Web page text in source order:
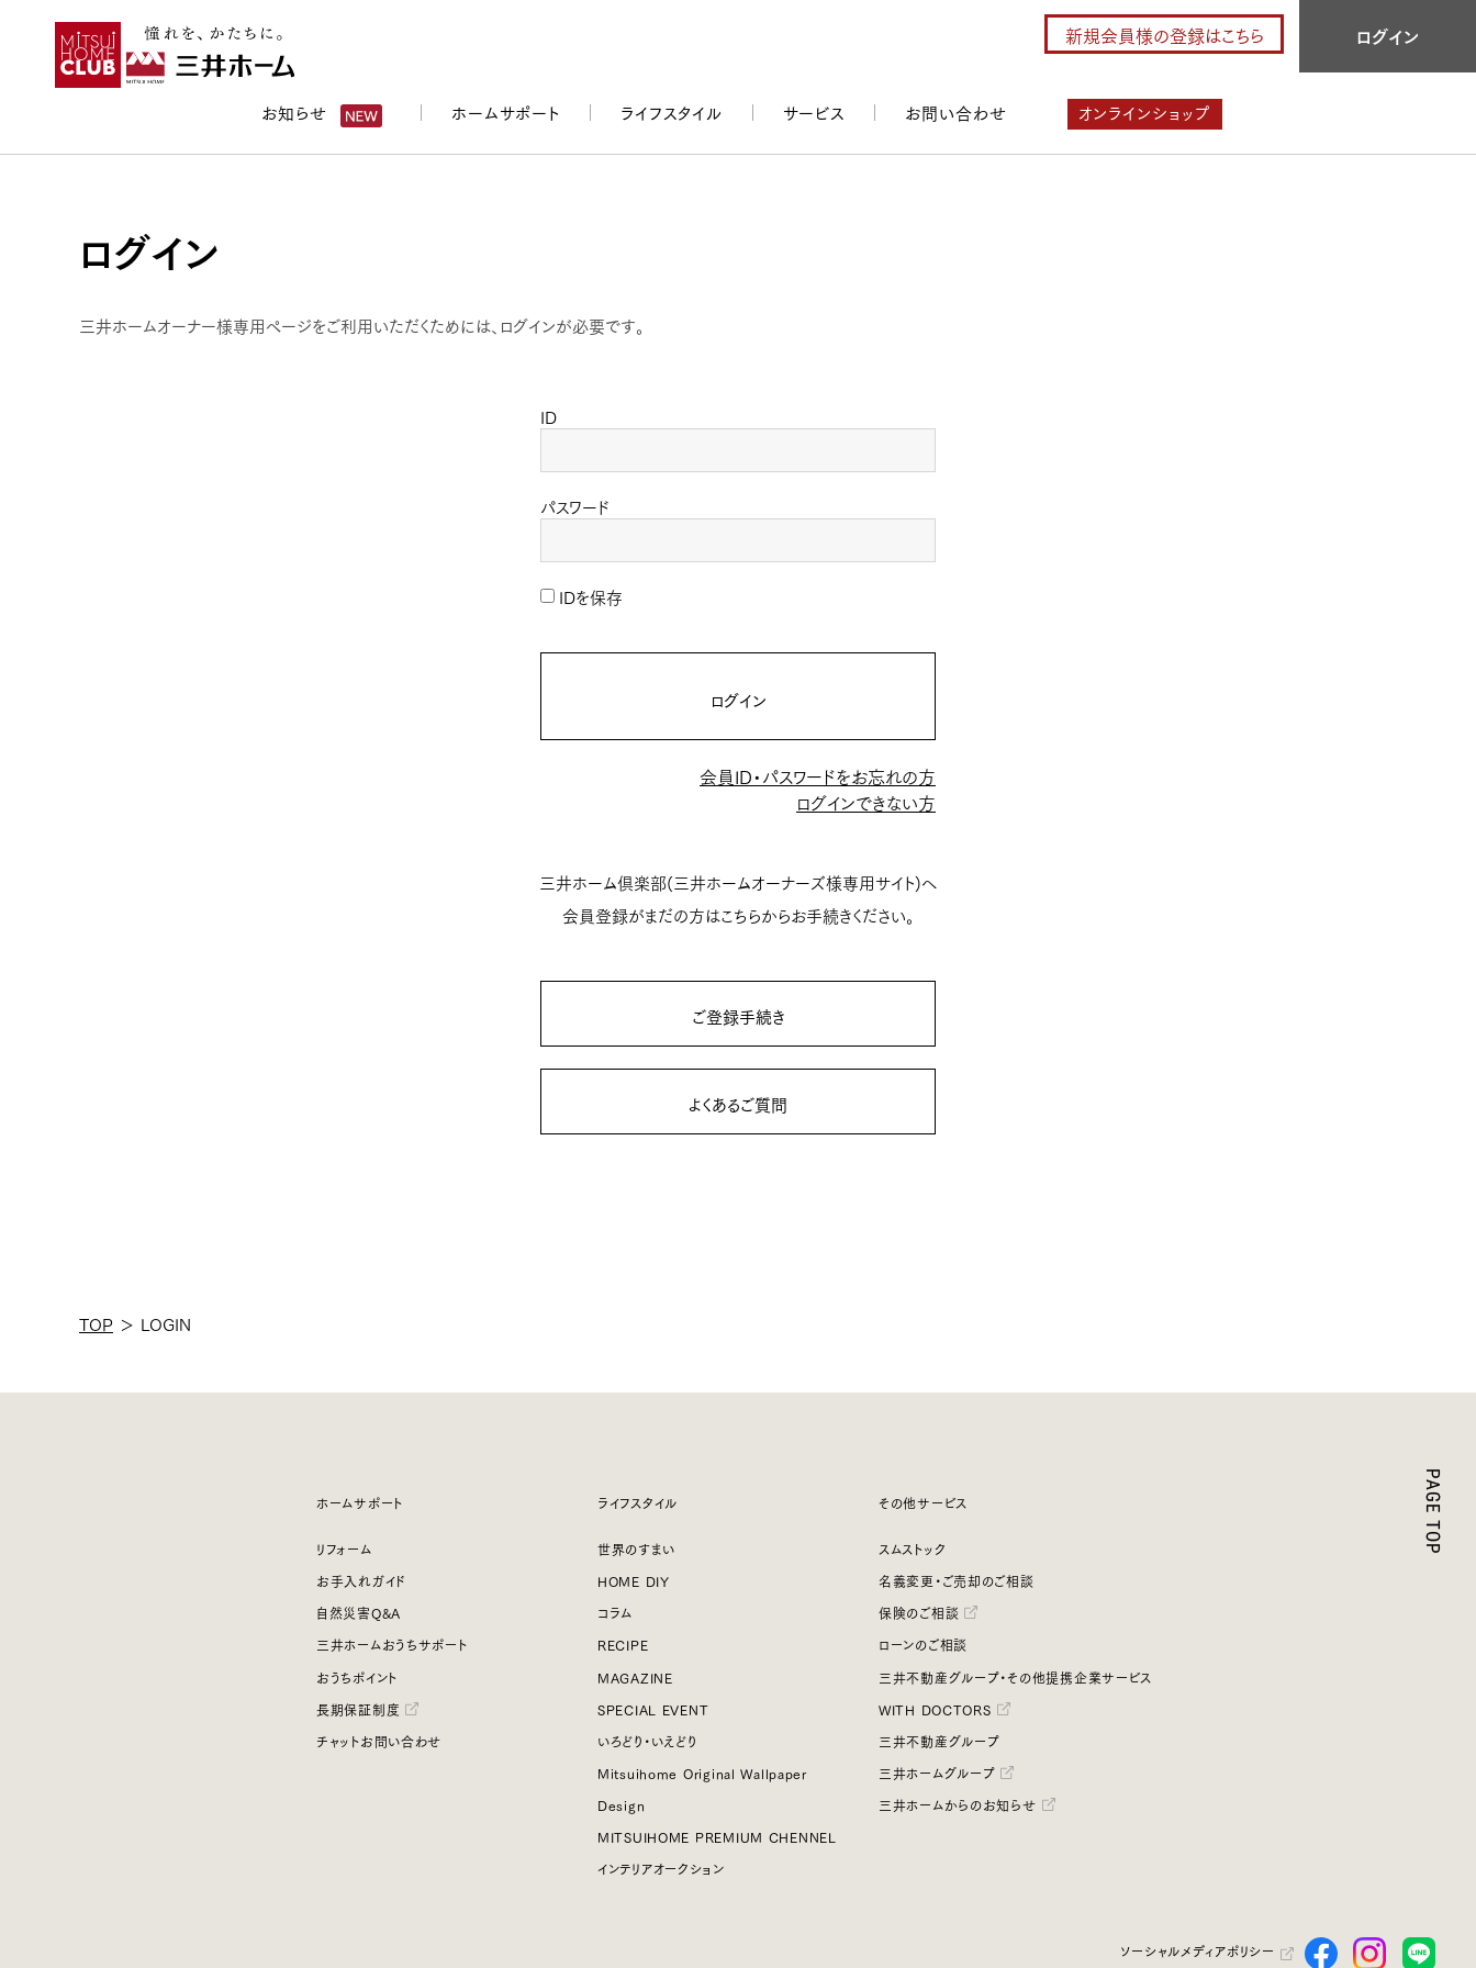
ログイン
新規会員様の登録はこちら
お知らせ ホームサポート ライフスタイル サービス お問い合わせ オンラインショップ
ログイン
三井ホームオーナー様専用ページをご利用いただくためには、ログインが必要です。
ID
パスワード
IDを保存
ログイン
会員ID・パスワードをお忘れの方
ログインできない方
三井ホーム倶楽部(三井ホームオーナーズ様専用サイト)へ
会員登録がまだの方はこちらからお手続きください。
ご登録手続き
よくあるご質問
TOP ＞ LOGIN
ホームサポート
リフォーム
お手入れガイド
自然災害Q&A
三井ホームおうちサポート
おうちポイント
長期保証制度
チャットお問い合わせ
ライフスタイル
世界のすまい
HOME DIY
コラム
RECIPE
MAGAZINE
SPECIAL EVENT
いろどり・いえどり
Mitsuihome Original Wallpaper
Design
MITSUIHOME PREMIUM CHENNEL
インテリアオークション
その他サービス
スムストック
名義変更・ご売却のご相談
保険のご相談
ローンのご相談
三井不動産グループ・その他提携企業サービス
WITH DOCTORS
三井不動産グループ
三井ホームグループ
三井ホームからのお知らせ
ソーシャルメディアポリシー